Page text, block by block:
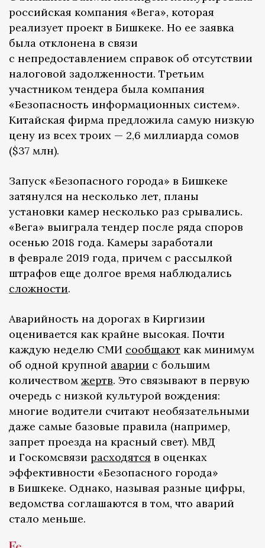
российская компания «Вега», которая
реализует проект в Бишкеке. Но ее заявка
была отклонена в связи
с непредоставлением справок об отсутствии
налоговой задолженности. Третьим
участником тендера была компания
«Безопасность информационных систем».
Китайская фирма предложила самую низкую
цену из всех троих — 2,6 миллиарда сомов
($37 млн).
Запуск «Безопасного города» в Бишкеке
затянулся на несколько лет, планы
установки камер несколько раз срывались.
«Вега» выиграла тендер после ряда споров
осенью 2018 года. Камеры заработали
в феврале 2019 года, причем с рассылкой
штрафов еще долгое время наблюдались
сложности.
Аварийность на дорогах в Киргизии
оценивается как крайне высокая. Почти
каждую неделю СМИ сообщают как минимум
об одной крупной аварии с большим
количеством жертв. Это связывают в первую
очередь с низкой культурой вождения:
многие водители считают необязательными
даже самые базовые правила (например,
запрет проезда на красный свет). МВД
и Госкомсвязи расходятся в оценках
эффективности «Безопасного города»
в Бишкеке. Однако, называя разные цифры,
ведомства соглашаются в том, что аварий
стало меньше.